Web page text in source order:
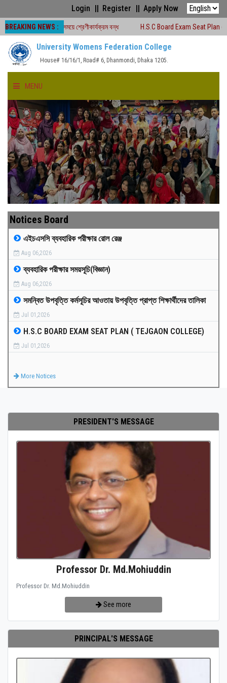
Login Register Apply Now
BREAKING NEWS :
সময়ে শ্রেণীকার্যক্রম বন্ধ H.S.C Board Exam Seat Plan ( TEJGAON
University Womens Federation College
House# 16/16/1, Road# 6, Dhanmondi, Dhaka 1205.
MENU
HOME
ABOUT US
FACULTIES
ACADEMICS
GALLERY
MEDIA
PAYMENT
CO-CURRICULUM
RESULTS
Notices Board
এইচএসসি ব্যবহারিক পরীক্ষার রোল রেঞ্জ
Aug 06,2026
ব্যবহারিক পরীক্ষার সময়সূচি(বিজ্ঞান)
Aug 06,2026
সমন্বিত উপবৃত্তি কর্মসূচির আওতায় উপবৃত্তি প্রাপ্ত শিক্ষার্থীদের তালিকা
Jul 01,2026
H.S.C BOARD EXAM SEAT PLAN ( TEJGAON COLLEGE)
Jul 01,2026
More Notices
PRESIDENT'S MESSAGE
Professor Dr. Md.Mohiuddin
Professor Dr. Md.Mohiuddin
See more
PRINCIPAL'S MESSAGE